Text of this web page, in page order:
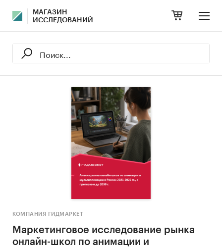
МАГАЗИН
ИССЛЕДОВАНИЙ
КОМПАНИЯ ГИДМАРКЕТ
Маркетинговое исследование рынка
онлайн-школ по анимации и